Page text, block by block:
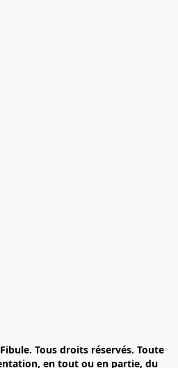
Tous droits réservés. Toute
en tout ou en partie, du